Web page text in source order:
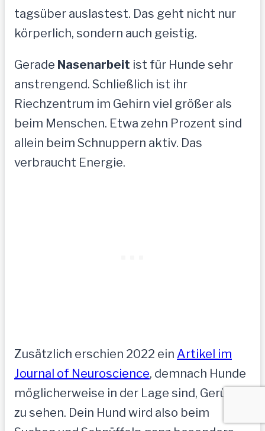
tagsüber auslastest. Das geht nicht nur
körperlich, sondern auch geistig.
Gerade Nasenarbeit ist für Hunde sehr
anstrengend. Schließlich ist ihr
Riechzentrum im Gehirn viel größer als
beim Menschen. Etwa zehn Prozent sind
allein beim Schnuppern aktiv. Das
verbraucht Energie.
Zusätzlich erschien 2022 ein Artikel im
Journal of Neuroscience, demnach Hunde
möglicherweise in der Lage sind, Gerüche
zu sehen. Dein Hund wird also beim